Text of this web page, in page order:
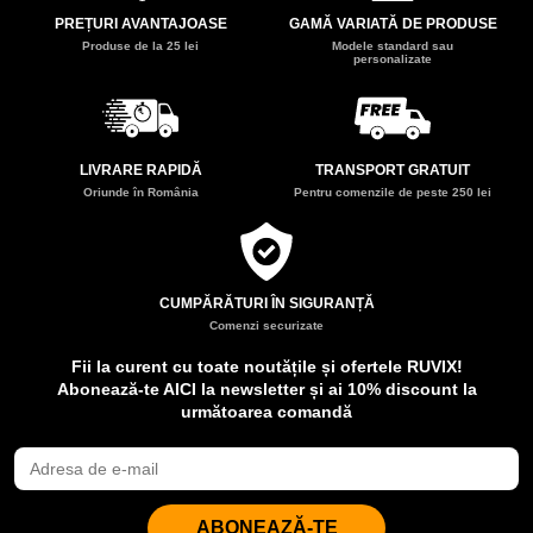
PREȚURI AVANTAJOASE
Produse de la 25 lei
GAMĂ VARIATĂ DE PRODUSE
Modele standard sau
personalizate
LIVRARE RAPIDĂ
Oriunde în România
TRANSPORT GRATUIT
Pentru comenzile de peste 250 lei
CUMPĂRĂTURI ÎN SIGURANȚĂ
Comenzi securizate
Fii la curent cu toate noutățile și ofertele RUVIX!
Abonează-te AICI la newsletter și ai 10% discount la
următoarea comandă
ABONEAZĂ-TE